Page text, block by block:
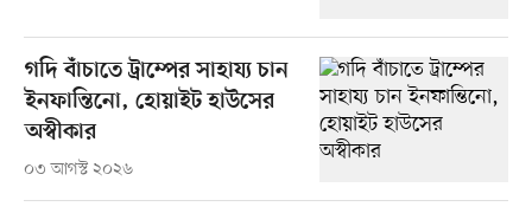
গদি বাঁচাতে ট্রাম্পের সাহায্য চান
ইনফান্তিনো, হোয়াইট হাউসের
অস্বীকার
০৩ আগস্ট ২০২৬